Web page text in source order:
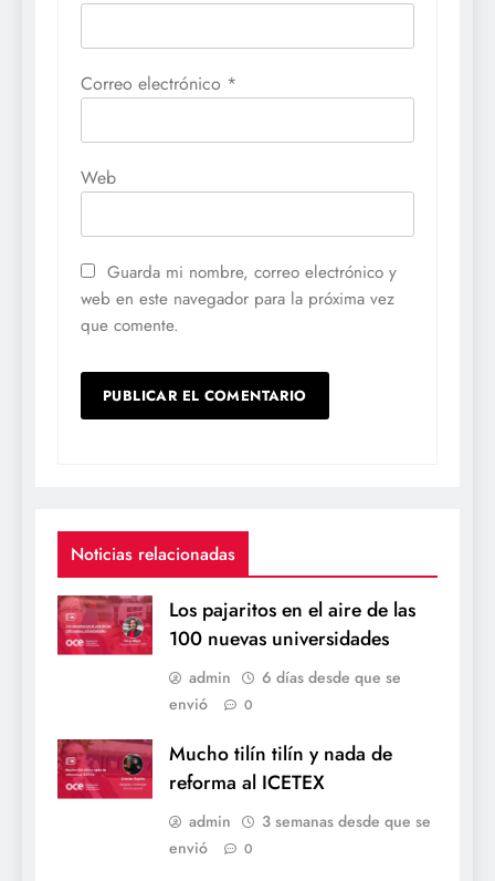
Correo electrónico *
Web
Guarda mi nombre, correo electrónico y
web en este navegador para la próxima vez
que comente.
Noticias relacionadas
Los pajaritos en el aire de las
100 nuevas universidades
admin
6 días desde que se
envió
0
Mucho tilín tilín y nada de
reforma al ICETEX
admin
3 semanas desde que se
envió
0